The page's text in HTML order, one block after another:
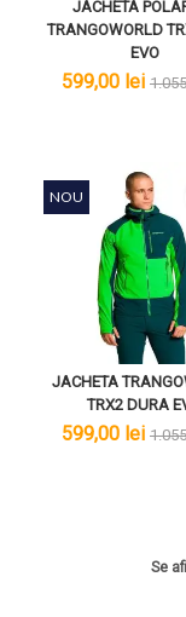
JACHETA
TRANGOWORLD
EVO
lei
599,00 lei lei
JACHETA
TRX2 DURA
lei
599,00 lei lei
NOU
Se